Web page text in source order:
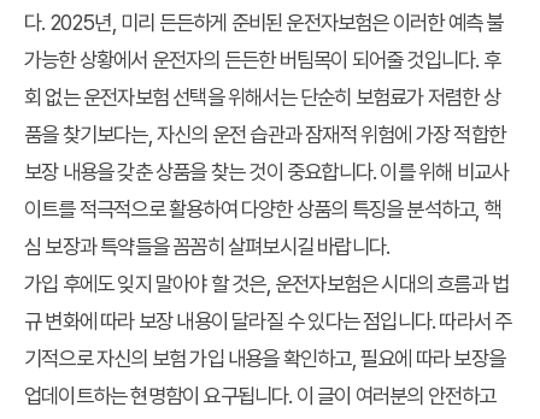
다. 2025년, 미리 든든하게 준비된 운전자보험은 이러한 예측 불
가능한 상황에서 운전자의 든든한 버팀목이 되어줄 것입니다. 후
회 없는 운전자보험 선택을 위해서는 단순히 보험료가 저렴한 상
품을 찾기보다는, 자신의 운전 습관과 잠재적 위험에 가장 적합한
보장 내용을 갖춘 상품을 찾는 것이 중요합니다. 이를 위해 비교사
이트를 적극적으로 활용하여 다양한 상품의 특징을 분석하고, 핵
심 보장과 특약들을 꼼꼼히 살펴보시길 바랍니다.
가입 후에도 잊지 말아야 할 것은, 운전자보험은 시대의 흐름과 법
규 변화에 따라 보장 내용이 달라질 수 있다는 점입니다. 따라서 주
기적으로 자신의 보험 가입 내용을 확인하고, 필요에 따라 보장을
업데이트하는 현명함이 요구됩니다. 이 글이 여러분의 안전하고